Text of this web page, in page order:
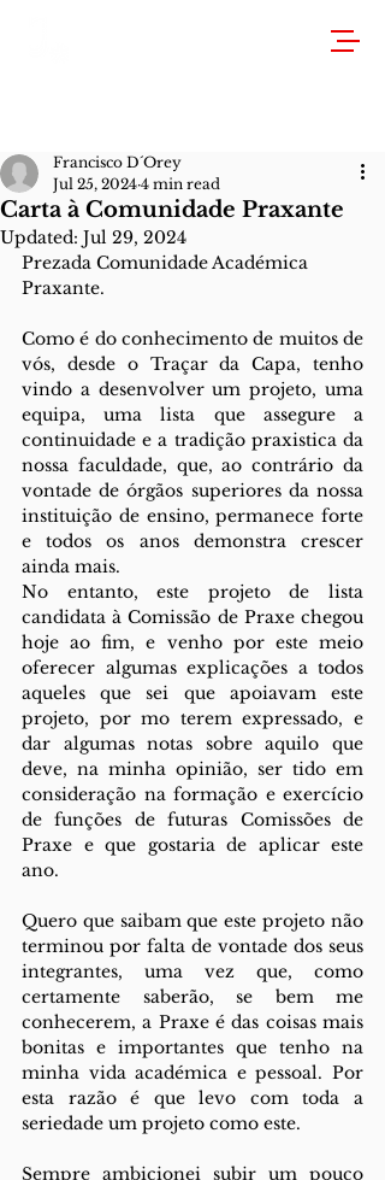
Carta à Comunidade Praxante
Francisco D´Orey
Jul 25, 2024 4 min read
Updated: Jul 29, 2024
Prezada Comunidade Académica
Praxante.
Como é do conhecimento de muitos de
vós, desde o Traçar da Capa, tenho
vindo a desenvolver um projeto, uma
equipa, uma lista que assegure a
continuidade e a tradição praxistica da
nossa faculdade, que, ao contrário da
vontade de órgãos superiores da nossa
instituição de ensino, permanece forte
e todos os anos demonstra crescer
ainda mais.
No entanto, este projeto de lista
candidata à Comissão de Praxe chegou
hoje ao fim, e venho por este meio
oferecer algumas explicações a todos
aqueles que sei que apoiavam este
projeto, por mo terem expressado, e
dar algumas notas sobre aquilo que
deve, na minha opinião, ser tido em
consideração na formação e exercício
de funções de futuras Comissões de
Praxe e que gostaria de aplicar este
ano.
Quero que saibam que este projeto não
terminou por falta de vontade dos seus
integrantes, uma vez que, como
certamente saberão, se bem me
conhecerem, a Praxe é das coisas mais
bonitas e importantes que tenho na
minha vida académica e pessoal. Por
esta razão é que levo com toda a
seriedade um projeto como este.
Sempre ambicionei subir um pouco